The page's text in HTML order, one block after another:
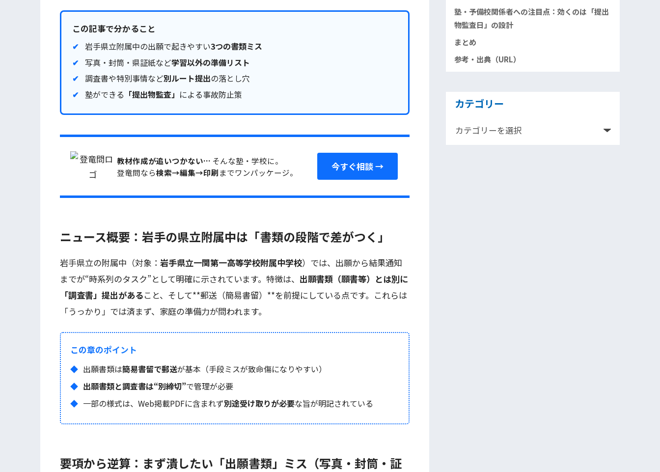
この記事で分かること
岩手県立附属中の出願で起きやすい3つの書類ミス
写真・封筒・県証紙など学習以外の準備リスト
調査書や特別事情など別ルート提出の落とし穴
塾ができる 「提出物監査」 による事故防止策
教材作成が追いつかない… そんな塾・学校に。
登竜問なら検索→編集→印刷 までワンパッケージ。 今すぐ相談 →
ニュース概要：岩手の県立附属中は「書類の段階で差がつく」
岩手県立の附属中（対象： 岩手県立一関第一高等学校附属中学校）では、出願から結果通知
までが“時系列のタスク”として明確に示されています。特徴は、 出願書類（願書等）とは別に
「調査書」提出があること、そして**郵送（簡易書留）**を前提にしている点です。これらは
「うっかり」では済まず、家庭の準備力が問われます。
この章のポイント
出願書類は簡易書留で郵送が基本（手段ミスが致命傷になりやすい）
出願書類と調査書は“別締切”で管理が必要
一部の様式は、Web掲載PDFに含まれず別途受け取りが必要な旨が明記されている
要項から逆算：まず潰したい「出願書類」ミス（写真・封筒・証
塾・予備校関係者への注目点：効くのは「提出
物監査日」の設計
まとめ
参考・出典（URL）
カテゴリー